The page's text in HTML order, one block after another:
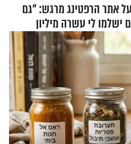
אתר הרפטינג מרגש: "גם
ישלמו לי עשרה מיליון
- לא אפתח בשבת"